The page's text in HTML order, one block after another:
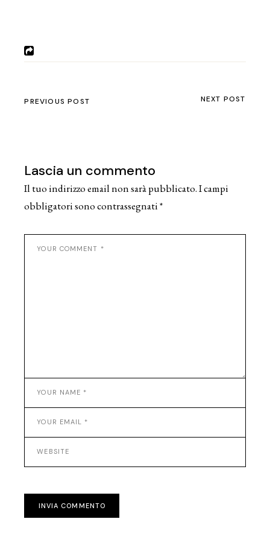
PREVIOUS POST NEXT POST
Lascia un commento
Il tuo indirizzo email non sarà pubblicato.I campi
obbligatori sono contrassegnati*
INVIA COMMENTO